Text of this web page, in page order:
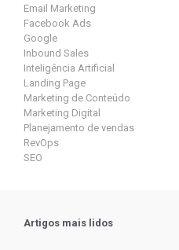
Email Marketing
Facebook Ads
Google
Inbound Sales
Inteligência Artificial
Landing Page
Marketing de Conteúdo
Marketing Digital
Planejamento de vendas
RevOps
SEO
Artigos mais lidos